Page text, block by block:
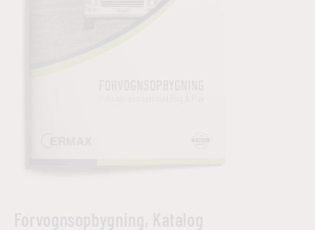
Forvognsopbygning, Katalog